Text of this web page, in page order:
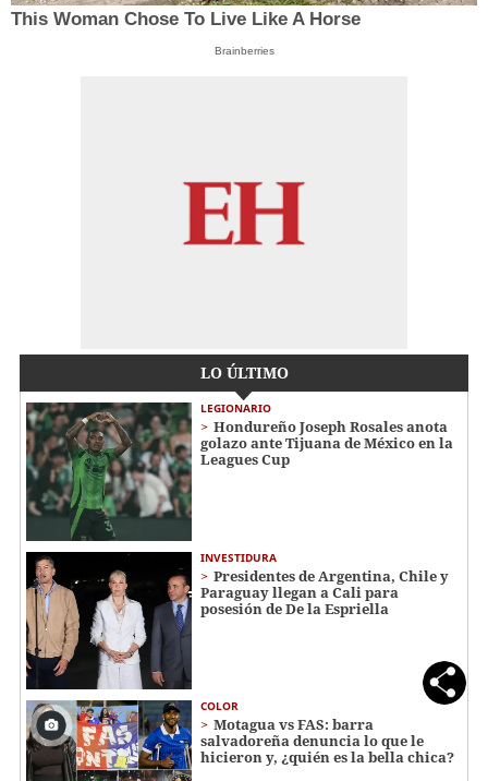
This Woman Chose To Live Like A Horse
Brainberries
LO ÚLTIMO
LEGIONARIO
Hondureño Joseph Rosales anota
golazo ante Tijuana de México en la
Leagues Cup
INVESTIDURA
Presidentes de Argentina, Chile y
Paraguay llegan a Cali para
posesión de De la Espriella
COLOR
Motagua vs FAS: barra
salvadoreña denuncia lo que le
hicieron y, ¿quién es la bella chica?